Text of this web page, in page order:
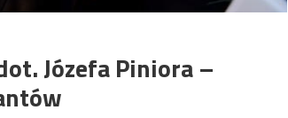
Józefa Piniora –